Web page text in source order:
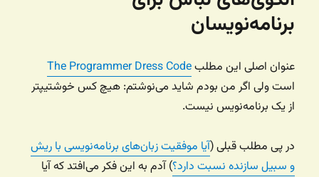
برنامه‌نویسان
عنوان اصلی این مطلب‌The Programmer Dress Code
است ولی اگر من بودم شاید می‌نوشتم: هیچ کس خوشتیپتر
از یک برنامه‌نویس نیست.
در پی مطلب قبلی (آیا موفقیت زبان‌های برنامه‌نویسی با ریش
و سبیل سازنده نسبت دارد؟) آدم به این فکر می‌افتد که آیا